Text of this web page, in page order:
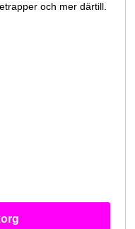
och mer därtill.